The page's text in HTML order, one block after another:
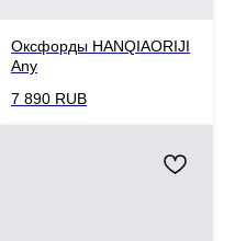
Оксфорды HANQIAORIJI
Any
7 890 RUB